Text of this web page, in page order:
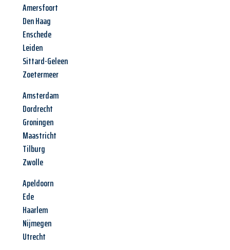
Amersfoort
Den Haag
Enschede
Leiden
Sittard-Geleen
Zoetermeer
Amsterdam
Dordrecht
Groningen
Maastricht
Tilburg
Zwolle
Apeldoorn
Ede
Haarlem
Nijmegen
Utrecht